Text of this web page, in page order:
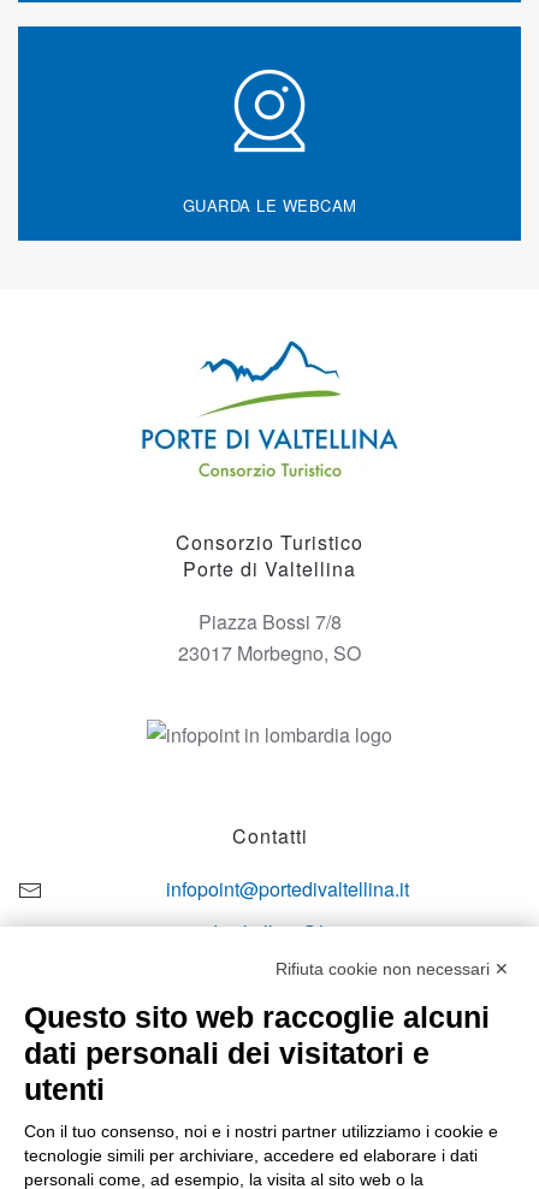
GUARDA LE WEBCAM
Consorzio Turistico
Porte di Valtellina
Piazza Bossi 7/8
23017 Morbegno, SO
Contatti
infopoint@portedivaltellina.it
portedivaltellina@lamiapec.it
+39 0342 601140
Lun-ven
Rifiuta cookie non necessari ✕
Questo sito web raccoglie alcuni
dati personali dei visitatori e
utenti
Con il tuo consenso, noi e i nostri partner utilizziamo i cookie e
tecnologie simili per archiviare, accedere ed elaborare i dati
personali come, ad esempio, la visita al sito web o la